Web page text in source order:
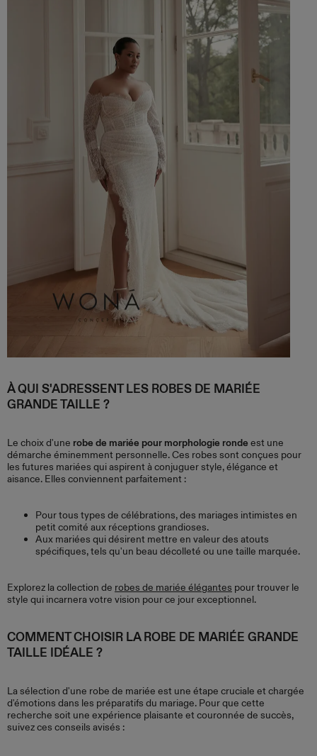
À QUI S'ADRESSENT LES ROBES DE MARIÉE
GRANDE TAILLE ?
Le choix d'une robe de mariée pour morphologie ronde est une
démarche éminemment personnelle. Ces robes sont conçues pour
les futures mariées qui aspirent à conjuguer style, élégance et
aisance. Elles conviennent parfaitement :
Pour tous types de célébrations, des mariages intimistes en
petit comité aux réceptions grandioses.
Aux mariées qui désirent mettre en valeur des atouts
spécifiques, tels qu'un beau décolleté ou une taille marquée.
Explorez la collection de robes de mariée élégantes pour trouver le
style qui incarnera votre vision pour ce jour exceptionnel.
COMMENT CHOISIR LA ROBE DE MARIÉE GRANDE
TAILLE IDÉALE ?
La sélection d'une robe de mariée est une étape cruciale et chargée
d'émotions dans les préparatifs du mariage. Pour que cette
recherche soit une expérience plaisante et couronnée de succès,
suivez ces conseils avisés :